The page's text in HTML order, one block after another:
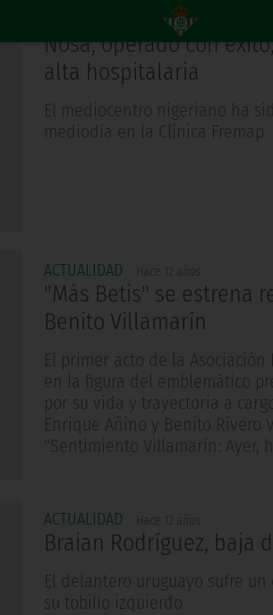
Hace 12 años
Nosa, operado con
alta hospitalaria
El mediocentro nigeriano ha
mediodía en la Clínica Fremap
ACTUALIDAD Hace 12 años
"Más Betis" se estrena
Benito Villamarín
El primer acto de la
en la figura del emblemático
por su vida y trayectoria a
Enrique Añino y Benito
"Sentimiento Villamarín: Ayer,
ACTUALIDAD Hace 12 años
Braian Rodríguez, baja
El delantero uruguayo sufre un
su tobillo izquierdo